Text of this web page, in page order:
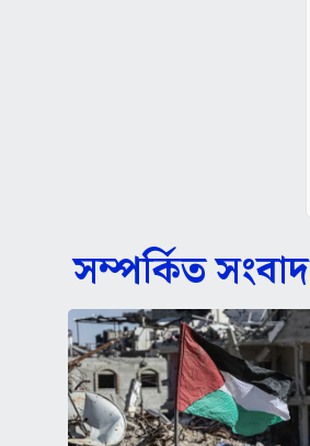
সম্পর্কিত সংবাদ